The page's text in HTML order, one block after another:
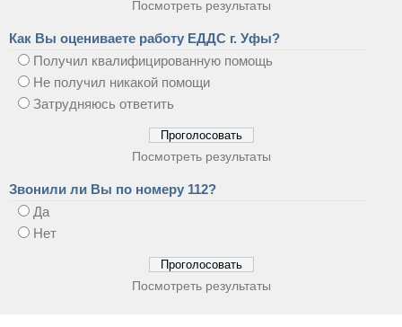
Посмотреть результаты
Как Вы оцениваете работу ЕДДС г. Уфы?
Получил квалифицированную помощь
Не получил никакой помощи
Затрудняюсь ответить
Посмотреть результаты
Звонили ли Вы по номеру 112?
Да
Нет
Посмотреть результаты